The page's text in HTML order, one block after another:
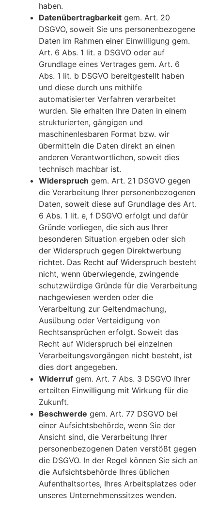
haben.
Datenübertragbarkeit gem. Art. 20
DSGVO, soweit Sie uns personenbezogene
Daten im Rahmen einer Einwilligung gem.
Art. 6 Abs. 1 lit. a DSGVO oder auf
Grundlage eines Vertrages gem. Art. 6
Abs. 1 lit. b DSGVO bereitgestellt haben
und diese durch uns mithilfe
automatisierter Verfahren verarbeitet
wurden. Sie erhalten Ihre Daten in einem
strukturierten, gängigen und
maschinenlesbaren Format bzw. wir
übermitteln die Daten direkt an einen
anderen Verantwortlichen, soweit dies
technisch machbar ist.
Widerspruch gem. Art. 21 DSGVO gegen
die Verarbeitung Ihrer personenbezogenen
Daten, soweit diese auf Grundlage des Art.
6 Abs. 1 lit. e, f DSGVO erfolgt und dafür
Gründe vorliegen, die sich aus Ihrer
besonderen Situation ergeben oder sich
der Widerspruch gegen Direktwerbung
richtet. Das Recht auf Widerspruch besteht
nicht, wenn überwiegende, zwingende
schutzwürdige Gründe für die Verarbeitung
nachgewiesen werden oder die
Verarbeitung zur Geltendmachung,
Ausübung oder Verteidigung von
Rechtsansprüchen erfolgt. Soweit das
Recht auf Widerspruch bei einzelnen
Verarbeitungsvorgängen nicht besteht, ist
dies dort angegeben.
Widerruf gem. Art. 7 Abs. 3 DSGVO Ihrer
erteilten Einwilligung mit Wirkung für die
Zukunft.
Beschwerde gem. Art. 77 DSGVO bei
einer Aufsichtsbehörde, wenn Sie der
Ansicht sind, die Verarbeitung Ihrer
personenbezogenen Daten verstößt gegen
die DSGVO. In der Regel können Sie sich an
die Aufsichtsbehörde Ihres üblichen
Aufenthaltsortes, Ihres Arbeitsplatzes oder
unseres Unternehmenssitzes wenden.